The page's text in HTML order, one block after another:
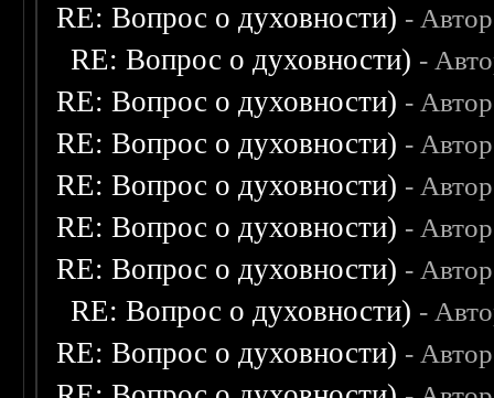
RE: Вопрос о духовности) -
RE: Вопрос о духовности) -
RE: Вопрос о духовности) -
RE: Вопрос о духовности) -
RE: Вопрос о духовности) -
RE: Вопрос о духовности) -
RE: Вопрос о духовности) -
RE: Вопрос о духовности) -
RE: Вопрос о духовности) -